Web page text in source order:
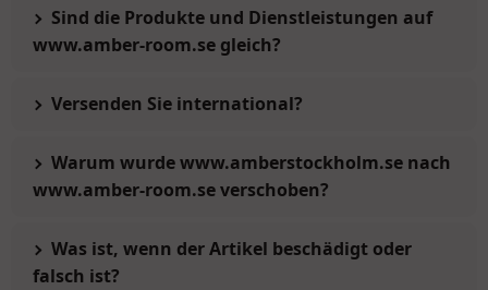
Sind die Produkte und Dienstleistungen auf
www.amber-room.se gleich?
Versenden Sie international?
Warum wurde www.amberstockholm.se nach
www.amber-room.se verschoben?
Was ist, wenn der Artikel beschädigt oder
falsch ist?